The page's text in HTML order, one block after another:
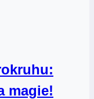
magie!